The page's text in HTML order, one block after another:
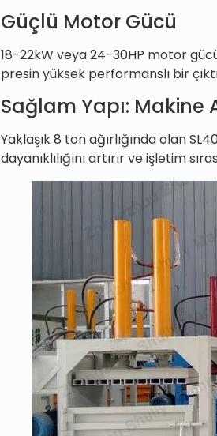
Güçlü Motor Gücü
18-22kW veya 24-30HP motor
presin yüksek performanslı bir
Sağlam Yapı: Makine
Yaklaşık 8 ton ağırlığında olan
dayanıklılığını artırır ve işletim